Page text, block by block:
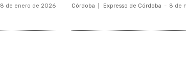
8 de enero de 2026 Córdoba Expresso de Córdoba - 8 de